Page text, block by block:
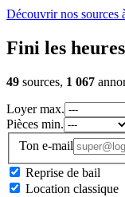
Découvrir nos sources
Fini les
49 sources, 1 067
Loyer max.
Pièces min.
Ton e-mail
Reprise de bail
Location classique